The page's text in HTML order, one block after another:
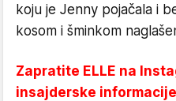
koju je Jenny pojačala i
kosom i šminkom
Zapratite ELLE na
insajderske